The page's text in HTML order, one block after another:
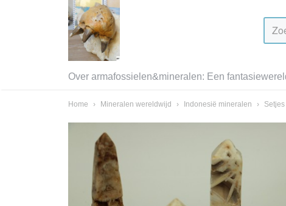
Over armafossielen&mineralen: Een
Home › Mineralen wereldwijd › Indonesië mineralen ›